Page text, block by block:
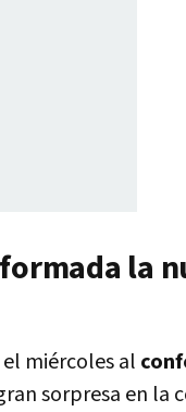
la
miércoles al
sorpresa en la